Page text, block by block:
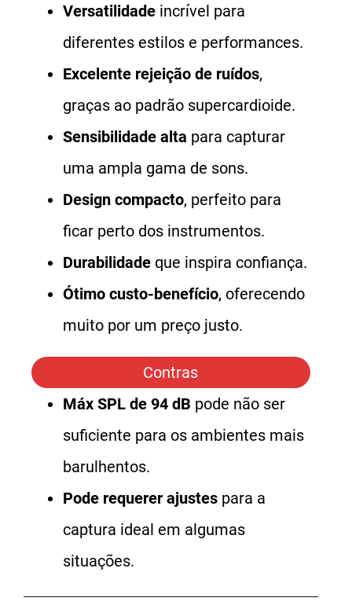
Versatilidade incrível para
diferentes estilos e performances.
Excelente rejeição de ruídos,
graças ao padrão supercardioide.
Sensibilidade alta para capturar
uma ampla gama de sons.
Design compacto, perfeito para
ficar perto dos instrumentos.
Durabilidade que inspira confiança.
Ótimo custo-benefício, oferecendo
muito por um preço justo.
Contras
Máx SPL de 94 dB pode não ser
suficiente para os ambientes mais
barulhentos.
Pode requerer ajustes para a
captura ideal em algumas
situações.